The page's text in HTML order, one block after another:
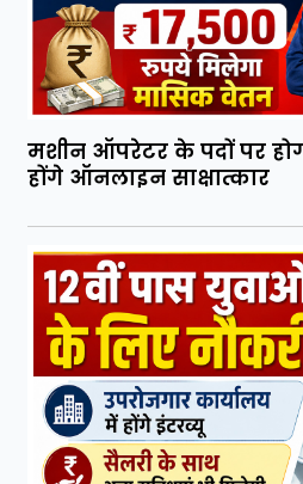
मशीन ऑपरेटर के पदों पर
होंगे ऑनलाइन साक्षात्कार